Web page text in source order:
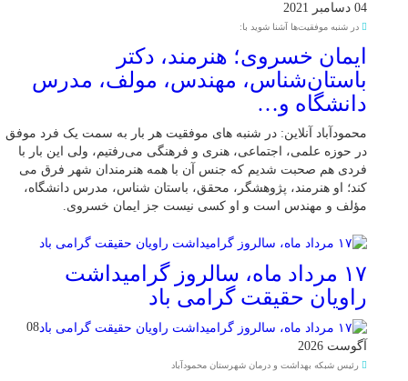
04 دسامبر 2021
در شنبه موفقیت‌ها آشنا شوید با:
ایمان خسروی؛ هنرمند، دکتر
باستان‌شناس، مهندس، مولف، مدرس
دانشگاه و…
محمودآباد آنلاین: در شنبه های موفقیت هر بار به سمت یک فرد موفق
در حوزه علمی، اجتماعی، هنری و فرهنگی می‌رفتیم، ولی این بار با
فردی هم صحبت شدیم که جنس آن با همه هنرمندان شهر فرق می
کند؛ او هنرمند، پژوهشگر، محقق، باستان شناس، مدرس دانشگاه،
مؤلف و مهندس است و او کسی نیست جز ایمان خسروی.
۱۷ مرداد ماه، سالروز گرامیداشت
راویان حقیقت گرامی باد
08
آگوست 2026
رئیس شبکه بهداشت و درمان شهرستان محمودآباد